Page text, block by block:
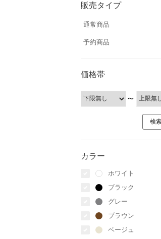
販売タイプ
通常商品
予約商品
価格帯
〜
カラー
ホワイト
ブラック
グレー
ブラウン
ベージュ